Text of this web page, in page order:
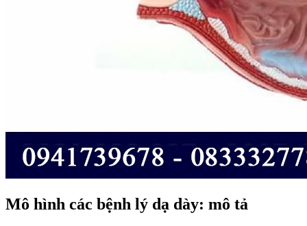
Mô hình các bệnh lý dạ dày: mô tả